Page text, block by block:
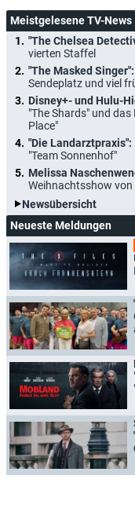
Meistgelesene TV-News
"The Chelsea
vierten Staffel
"The Masked Singer":
Sendeplatz und viel
Disney+- und Hulu-
"The Shards" und
Place"
"Die Landarztpraxis":
"Team Sonnenhof"
Melissa
Weihnachtsshow von
Newsübersicht
Neueste Meldungen